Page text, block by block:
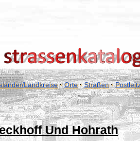
Landkreise·Orte·Straßen·
Und Hohrath